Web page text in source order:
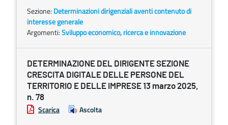
Sezione: Determinazioni dirigenziali aventi contenuto di
interesse generale
Argomenti:Sviluppo economico, ricerca e innovazione
DETERMINAZIONE DEL DIRIGENTE SEZIONE
CRESCITA DIGITALE DELLE PERSONE DEL
TERRITORIO E DELLE IMPRESE 13 marzo 2025,
n. 78
Scarica Ascolta